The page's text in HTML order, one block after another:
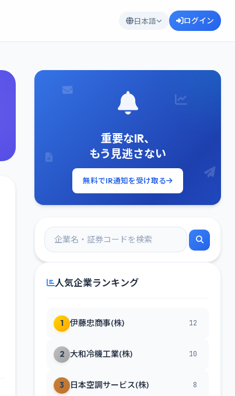
日本語 ログイン
重要なIR、
もう見逃さない
無料でIR通知を受け取る
人気企業ランキング
1 伊藤忠商事(株) 12
2 大和冷機工業(株) 10
3 日本空調サービス(株) 8